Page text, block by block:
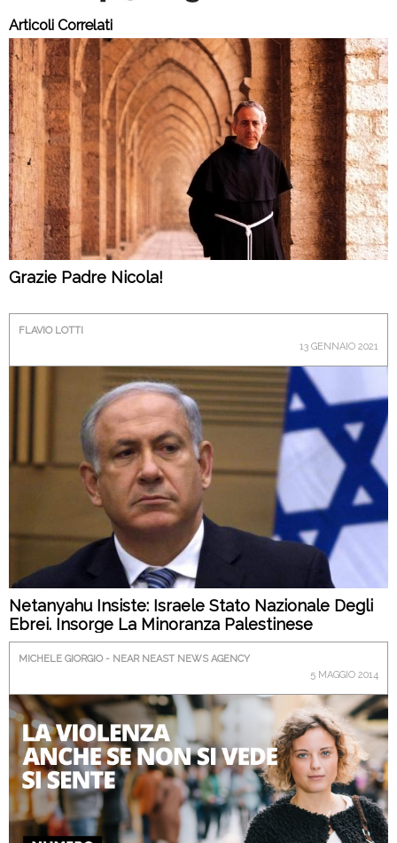
Articoli Correlati
Grazie Padre Nicola!
FLAVIO LOTTI
13 GENNAIO 2021
Netanyahu Insiste: Israele Stato Nazionale Degli
Ebrei. Insorge La Minoranza Palestinese
MICHELE GIORGIO - NEAR NEAST NEWS AGENCY
5 MAGGIO 2014